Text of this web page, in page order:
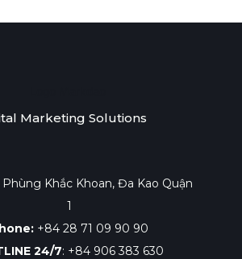
Marketing Solutions
Phùng Khắc Khoan, Đa Kao Quận
1
+84 28 71 09 90 90
24/7: +84 906 383 630